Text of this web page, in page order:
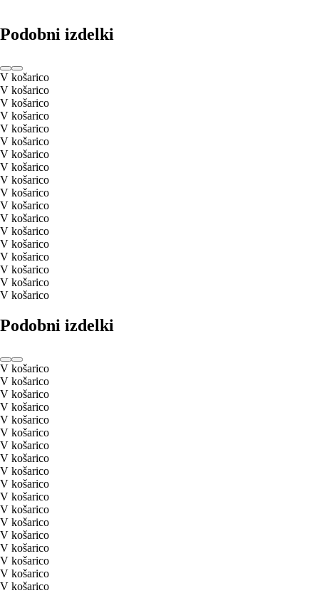
Podobni izdelki
V košarico
V košarico
V košarico
V košarico
V košarico
V košarico
V košarico
V košarico
V košarico
V košarico
V košarico
V košarico
V košarico
V košarico
V košarico
V košarico
V košarico
V košarico
Podobni izdelki
V košarico
V košarico
V košarico
V košarico
V košarico
V košarico
V košarico
V košarico
V košarico
V košarico
V košarico
V košarico
V košarico
V košarico
V košarico
V košarico
V košarico
V košarico